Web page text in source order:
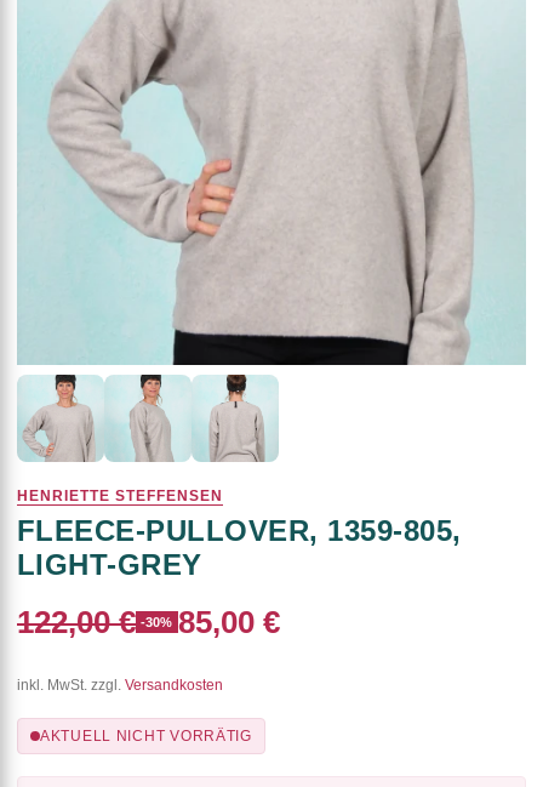
HENRIETTE STEFFENSEN
FLEECE-PULLOVER, 1359-805,
LIGHT-GREY
122,00 € -30% 85,00 €
inkl. MwSt. zzgl. Versandkosten
AKTUELL NICHT VORRÄTIG